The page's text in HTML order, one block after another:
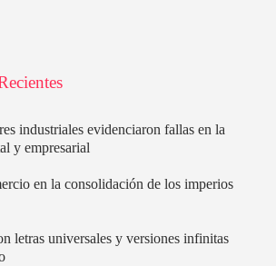
industriales evidenciaron fallas en la
y empresarial
en la consolidación de los imperios
letras universales y versiones infinitas